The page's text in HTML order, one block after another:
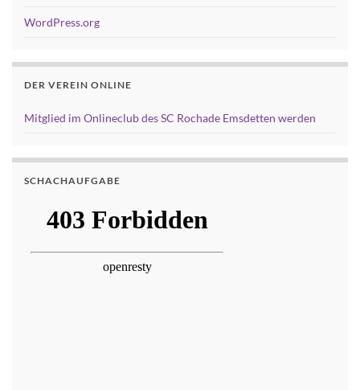
WordPress.org
DER VEREIN ONLINE
Mitglied im Onlineclub des SC Rochade Emsdetten werden
SCHACHAUFGABE